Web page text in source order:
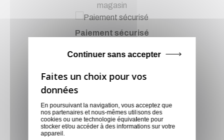
magasin
Paiement sécurisé
Service client
Nous sommes disponibles pour
toutes demandes
En poursuivant la navigation, vous acceptez que
nos partenaires et nous-mêmes utilisons des
cookies ou une technologie équivalente pour
stocker et/ou accéder à des informations sur votre
appareil.
Continuer sans accepter